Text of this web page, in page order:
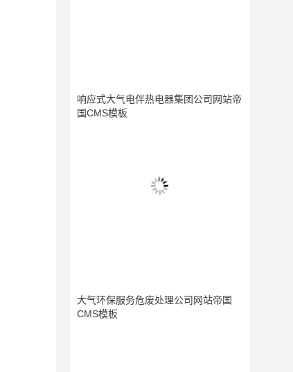
响应式大气电伴热电器集团公司网站帝
国CMS模板
大气环保服务危废处理公司网站帝国
CMS模板